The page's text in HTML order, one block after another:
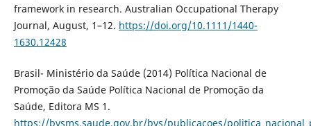
framework in research. Australian Occupational Therapy
Journal, August, 1–12. https://doi.org/10.1111/1440-
1630.12428
Brasil- Ministério da Saúde (2014) Política Nacional de
Promoção da Saúde Política Nacional de Promoção da
Saúde, Editora MS 1.
https://bvsms.saude.gov.br/bvs/publicacoes/